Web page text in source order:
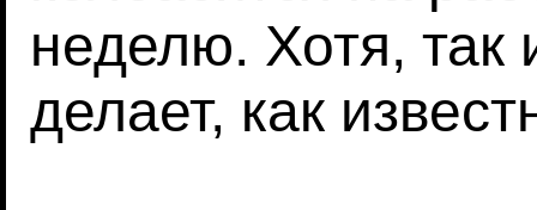
неделю. Хотя, так
делает, как